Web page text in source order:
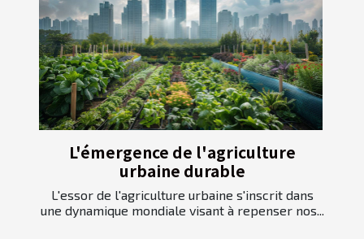
L'émergence de l'agriculture
urbaine durable
L'essor de l'agriculture urbaine s'inscrit dans
une dynamique mondiale visant à repenser nos...